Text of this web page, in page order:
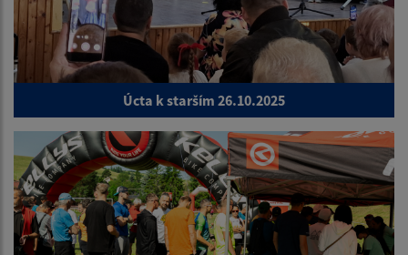
Úcta k starším 26.10.2025